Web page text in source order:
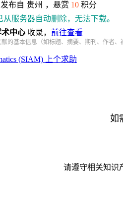
布自 贵州 ，悬赏 10 积分
服务器自动删除，无法下载。
术中心 收录， 前往查看
的基本信息（如标题、摘要、期刊、作者
上个求助
如
请遵守相关知识